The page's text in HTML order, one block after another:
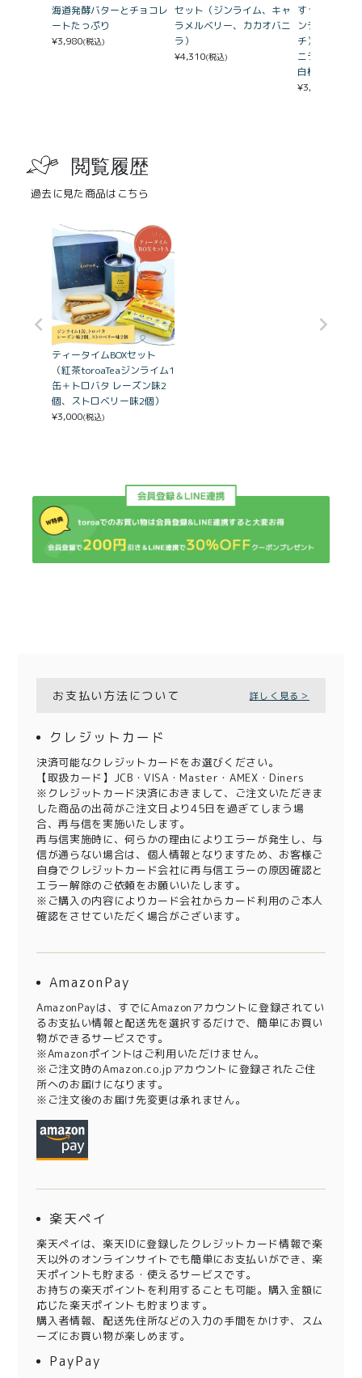
海道発酵バターとチョコレ
ートたっぷり
¥3,980(税込)
セット（ジンライム、キャ
ラメルベリー、カカオバニ
ラ）
¥4,310(税込)
すっきり2缶
ンライム・マ
チ）&個包装
ニラ・キャラ
白桃フランボ
¥3,086
閲覧履歴
過去に見た商品はこちら
ティータイムBOXセット
（紅茶toroaTeaジンライム1
缶＋トロバタ レーズン味2
個、ストロベリー味2個）
¥3,000(税込)
お支払い方法について 詳しく見る＞
クレジットカード
決済可能なクレジットカードをお選びください。
【取扱カード】JCB・VISA・Master・AMEX・Diners
※クレジットカード決済におきまして、ご注文いただきま
した商品の出荷がご注文日より45日を過ぎてしまう場
合、再与信を実施いたします。
再与信実施時に、何らかの理由によりエラーが発生し、与
信が通らない場合は、個人情報となりますため、お客様ご
自身でクレジットカード会社に再与信エラーの原因確認と
エラー解除のご依頼をお願いいたします。
※ご購入の内容によりカード会社からカード利用のご本人
確認をさせていただく場合がございます。
AmazonPay
AmazonPayは、すでにAmazonアカウントに登録されてい
るお支払い情報と配送先を選択するだけで、簡単にお買い
物ができるサービスです。
※Amazonポイントはご利用いただけません。
※ご注文時のAmazon.co.jpアカウントに登録されたご住
所へのお届けになります。
※ご注文後のお届け先変更は承れません。
楽天ペイ
楽天ペイは、楽天IDに登録したクレジットカード情報で楽
天以外のオンラインサイトでも簡単にお支払いができ、楽
天ポイントも貯まる・使えるサービスです。
お持ちの楽天ポイントを利用することも可能。購入金額に
応じた楽天ポイントも貯まります。
購入者情報、配送先住所などの入力の手間をかけず、スム
ーズにお買い物が楽しめます。
PayPay